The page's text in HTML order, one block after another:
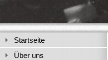
Startseite
Über uns